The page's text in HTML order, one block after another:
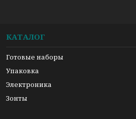
КАТАЛОГ
Готовые наборы
Упаковка
Электроника
Зонты